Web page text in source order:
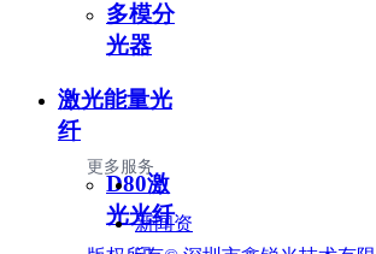
多模分
光器
激光能量光
纤
D80激
光光纤
更多服务
新闻资